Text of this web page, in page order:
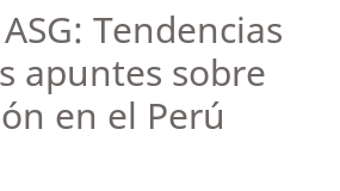
Tendencias
apuntes sobre
en el Perú